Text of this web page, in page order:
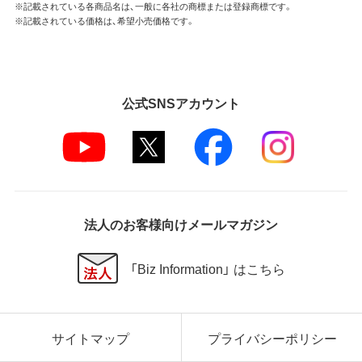
※記載されている各商品名は、一般に各社の商標または登録商標です。
※記載されている価格は、希望小売価格です。
公式SNSアカウント
法人のお客様向けメールマガジン
「Biz Information」 はこちら
サイトマップ プライバシーポリシー